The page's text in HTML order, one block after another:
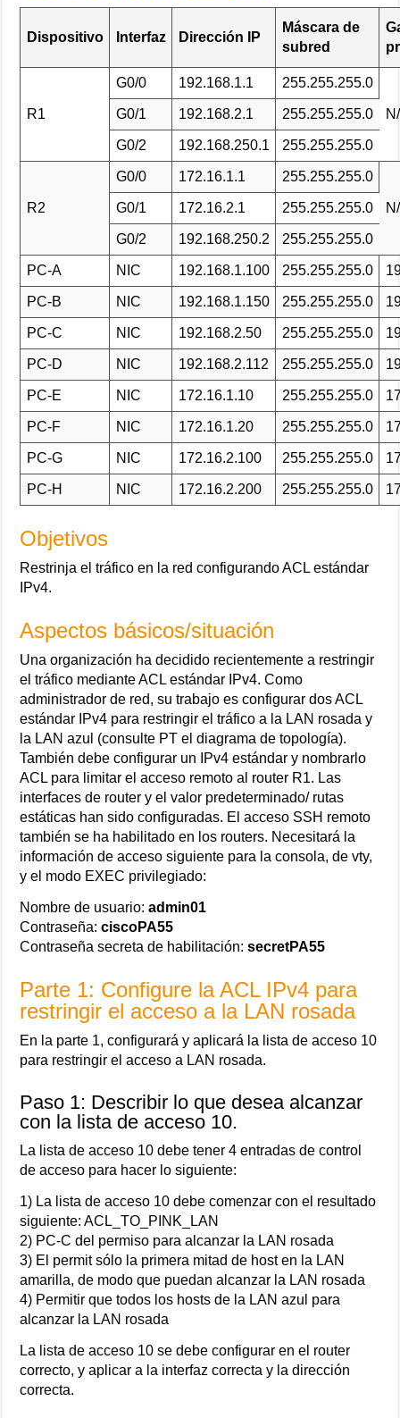
Dispositivo Interfaz Dirección IP
Máscara de
subred
R1
G0/0 192.168.1.1 255.255.255.0
G0/1 192.168.2.1 255.255.255.0
G0/2 192.168.250.1 255.255.255.0
R2
G0/0 172.16.1.1 255.255.255.0
G0/1 172.16.2.1 255.255.255.0
G0/2 192.168.250.2 255.255.255.0
PC-A NIC 192.168.1.100 255.255.255.0
PC-B NIC 192.168.1.150 255.255.255.0
PC-C NIC 192.168.2.50 255.255.255.0
PC-D NIC 192.168.2.112 255.255.255.0
PC-E NIC 172.16.1.10 255.255.255.0
PC-F NIC 172.16.1.20 255.255.255.0
PC-G NIC 172.16.2.100 255.255.255.0
PC-H NIC 172.16.2.200 255.255.255.0
Objetivos
Restrinja el tráfico en la red configurando ACL estándar
IPv4.
Aspectos básicos/situación
Una organización ha decidido recientemente a restringir
el tráfico mediante ACL estándar IPv4. Como
administrador de red, su trabajo es configurar dos ACL
estándar IPv4 para restringir el tráfico a la LAN rosada y
la LAN azul (consulte PT el diagrama de topología).
También debe configurar un IPv4 estándar y nombrarlo
ACL para limitar el acceso remoto al router R1. Las
interfaces de router y el valor predeterminado/ rutas
estáticas han sido configuradas. El acceso SSH remoto
también se ha habilitado en los routers. Necesitará la
información de acceso siguiente para la consola, de vty,
y el modo EXEC privilegiado:
Nombre de usuario:admin01
Contraseña:ciscoPA55
Contraseña secreta de habilitación:secretPA55
Parte 1: Configure la ACL IPv4 para
restringir el acceso a la LAN rosada
En la parte 1, configurará y aplicará la lista de acceso 10
para restringir el acceso a LAN rosada.
Paso 1: Describir lo que desea alcanzar
con la lista de acceso 10.
La lista de acceso 10 debe tener 4 entradas de control
de acceso para hacer lo siguiente:
1) La lista de acceso 10 debe comenzar con el resultado
siguiente: ACL_TO_PINK_LAN
2) PC-C del permiso para alcanzar la LAN rosada
3) El permit sólo la primera mitad de host en la LAN
amarilla, de modo que puedan alcanzar la LAN rosada
4) Permitir que todos los hosts de la LAN azul para
alcanzar la LAN rosada
La lista de acceso 10 se debe configurar en el router
correcto, y aplicar a la interfaz correcta y la dirección
correcta.